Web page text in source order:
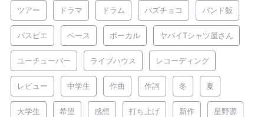
ツアー ドラマ ドラム バズチョコ バンド飯
パスピエ ベース ボーカル ヤバイTシャツ屋さん
ユーチューバー ライブハウス レコーディング
レビュー 中学生 作曲 作詞 冬 夏
大学生 希望 感想 打ち上げ 新作 星野源